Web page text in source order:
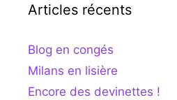
Articles récents
Blog en congés
Milans en lisière
Encore des devinettes !